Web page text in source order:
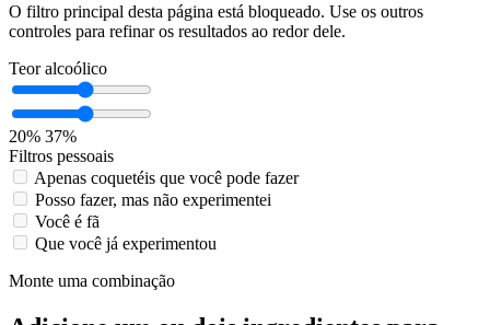
O filtro principal desta página está bloqueado. Use os outros
controles para refinar os resultados ao redor dele.
Teor alcoólico
20% 37%
Filtros pessoais
Apenas coquetéis que você pode fazer
Posso fazer, mas não experimentei
Você é fã
Que você já experimentou
Monte uma combinação